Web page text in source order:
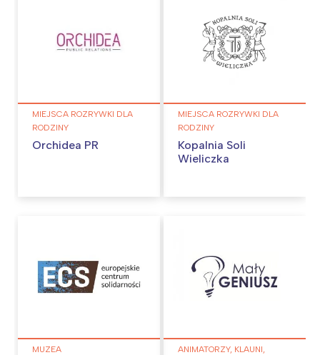
MIEJSCA ROZRYWKI DLA
RODZINY
Orchidea PR
MIEJSCA ROZRYWKI DLA
RODZINY
Kopalnia Soli
Wieliczka
MUZEA
ANIMATORZY, KLAUNI,